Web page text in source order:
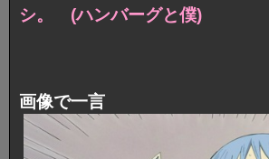
シ。 (ハンバーグと僕)
画像で一言